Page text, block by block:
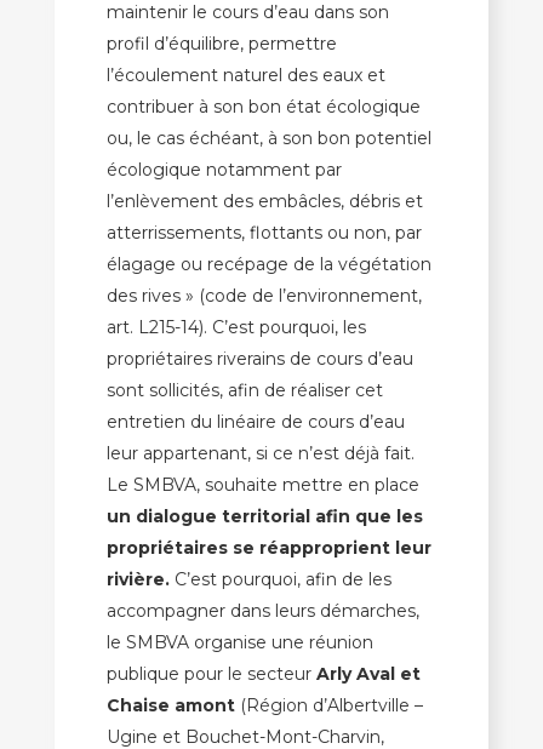
maintenir le cours d’eau dans son
profil d’équilibre, permettre
l’écoulement naturel des eaux et
contribuer à son bon état écologique
ou, le cas échéant, à son bon potentiel
écologique notamment par
l’enlèvement des embâcles, débris et
atterrissements, flottants ou non, par
élagage ou recépage de la végétation
des rives » (code de l’environnement,
art. L215-14). C’est pourquoi, les
propriétaires riverains de cours d’eau
sont sollicités, afin de réaliser cet
entretien du linéaire de cours d’eau
leur appartenant, si ce n’est déjà fait.
Le SMBVA, souhaite mettre en place
un dialogue territorial afin que les
propriétaires se réapproprient leur
rivière. C’est pourquoi, afin de les
accompagner dans leurs démarches,
le SMBVA organise une réunion
publique pour le secteurArly Aval et
Chaise amont (Région d’Albertville –
Ugine et Bouchet-Mont-Charvin,